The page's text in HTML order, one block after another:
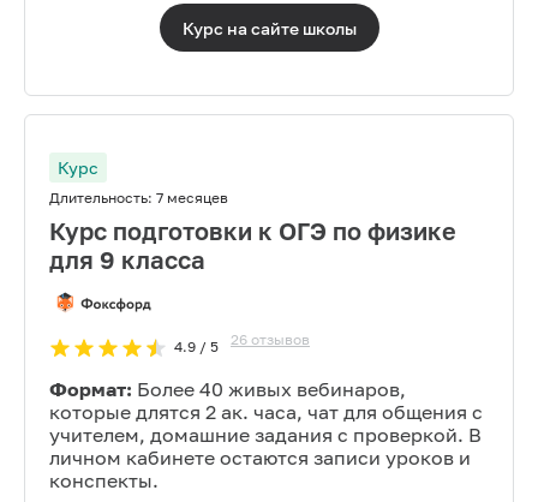
Курс на сайте школы
Курс
Длительность: 7 месяцев
Курс подготовки к ОГЭ по физике
для 9 класса
4.9/ 5 26 отзывов
Формат: Более 40 живых вебинаров,
которые длятся 2 ак. часа, чат для общения с
учителем, домашние задания с проверкой. В
личном кабинете остаются записи уроков и
конспекты.